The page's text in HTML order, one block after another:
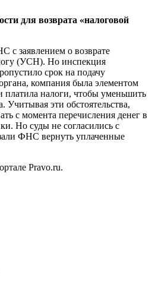
для возврата «налоговой
с заявлением о возврате
(УСН). Но инспекция
срок на подачу
компания была элементом
платила налоги, чтобы уменьшить
Учитывая эти обстоятельства,
с момента перечисления денег в
Но суды не согласились с
ФНС вернуть уплаченные
Pravo.ru.